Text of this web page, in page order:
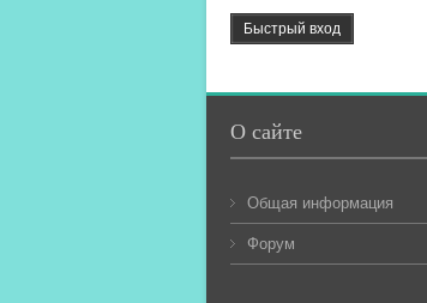
О сайте
Общая информация
Форум